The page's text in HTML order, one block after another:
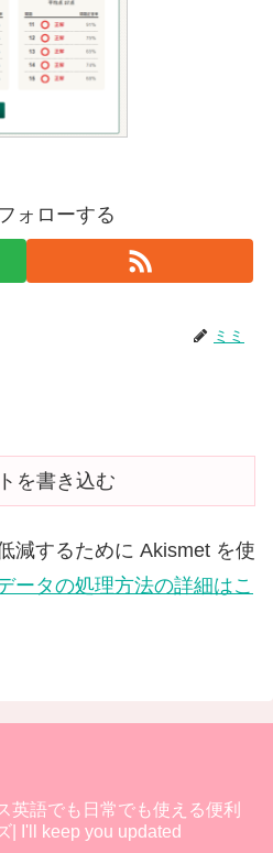
ォローする
ミミ
を書き込む
減するために Akismet を使
ータの処理方法の詳細はこ
英語でも日常でも使える便利
| I'll keep you updated